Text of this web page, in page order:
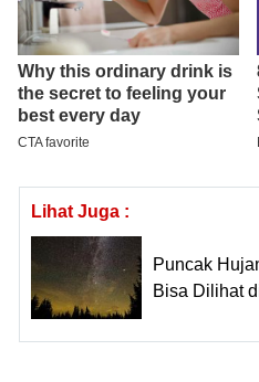
Lihat Juga :
Puncak
Bisa Dilihat